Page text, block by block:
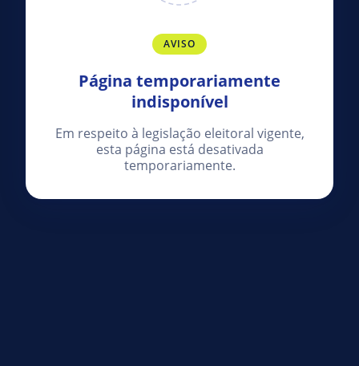
AVISO
Página temporariamente
indisponível
Em respeito à legislação eleitoral vigente,
esta página está desativada
temporariamente.